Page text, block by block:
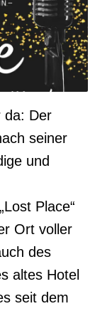
da: Der
seiner
und
Place“
Ort voller
des
altes Hotel
seit dem